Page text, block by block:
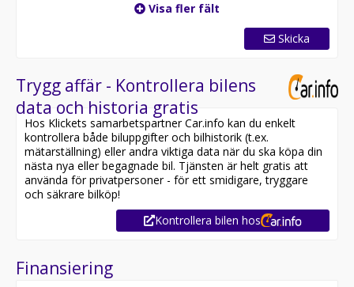
Visa fler fält
Skicka
Trygg affär - Kontrollera bilens
data och historia gratis
Hos Klickets samarbetspartner Car.info kan du enkelt
kontrollera både biluppgifter och bilhistorik (t.ex.
mätarställning) eller andra viktiga data när du ska köpa din
nästa nya eller begagnade bil. Tjänsten är helt gratis att
använda för privatpersoner - för ett smidigare, tryggare
och säkrare bilköp!
Kontrollera bilen hos
Finansiering